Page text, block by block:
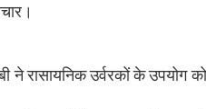
ने रासायनिक उर्वरकों के